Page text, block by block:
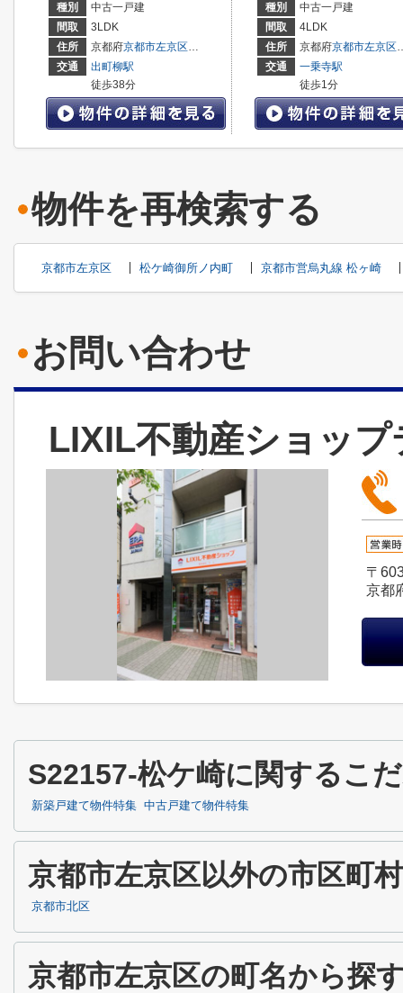
種別
中古一戸建
間取
3LDK
住所
京都府京都市左京区鹿ケ谷桜谷町
交通
出町柳駅
徒歩38分
種別
中古一戸建
間取
4LDK
住所
京都府京都市左京区
交通
一乗寺駅
徒歩1分
物件を再検索する
京都市左京区 松ケ崎御所ノ内町 京都市営烏丸線 松ヶ崎
お問い合わせ
LIXIL不動産ショップ
〒
京都
S22157-松ケ崎に関するこ
新築戸建て物件特集 中古戸建て物件特集
京都市左京区以外の市区町
京都市北区
京都市左京区の町名から探